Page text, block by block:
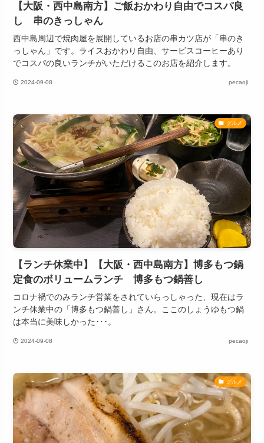
【大阪・西中島南方】ご飯おかわり自由でコスパ良
し 串のきっしゃん
西中島周辺で焼肉屋を展開しているお店の串カツ店が「串のき
っしゃん」です。ライスおかわり自由、サービスコーヒーあり
でコスパの良いランチがいただけるこのお店を紹介します。
2024-09-08 pecaoji
グルメ
【ランチ休業中】【大阪・西中島南方】博多もつ鍋
定食のボリュームランチ 博多もつ鍋善し
コロナ禍でのみランチ営業をされていらっしゃった、現在はラ
ンチ休業中の「博多もつ鍋善し」さん。ここのしょうゆもつ鍋
は本当に美味しかった‥･。
2024-09-08 pecaoji
グルメ